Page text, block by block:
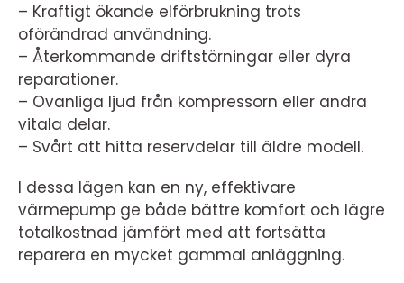
– Kraftigt ökande elförbrukning trots
oförändrad användning.
– Återkommande driftstörningar eller dyra
reparationer.
– Ovanliga ljud från kompressorn eller andra
vitala delar.
– Svårt att hitta reservdelar till äldre modell.
I dessa lägen kan en ny, effektivare
värmepump ge både bättre komfort och lägre
totalkostnad jämfört med att fortsätta
reparera en mycket gammal anläggning.